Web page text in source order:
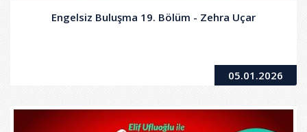
Engelsiz Buluşma 19. Bölüm - Zehra Uçar
05.01.2026